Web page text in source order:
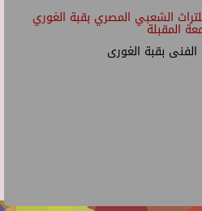
الشعبي المصري بقبة الغوري
المقبلة
الفنى بقبة الغورى